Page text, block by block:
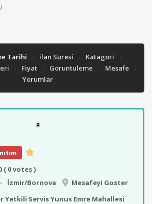
Tarihi ilan Suresi
Katagori
Fiyat Goruntuleme
Mesafe
Yorumlar
( 0 votes )
İzmir/Bornova
Mesafeyi Goster
Yetkili Servis Yunus Emre Mahallesi